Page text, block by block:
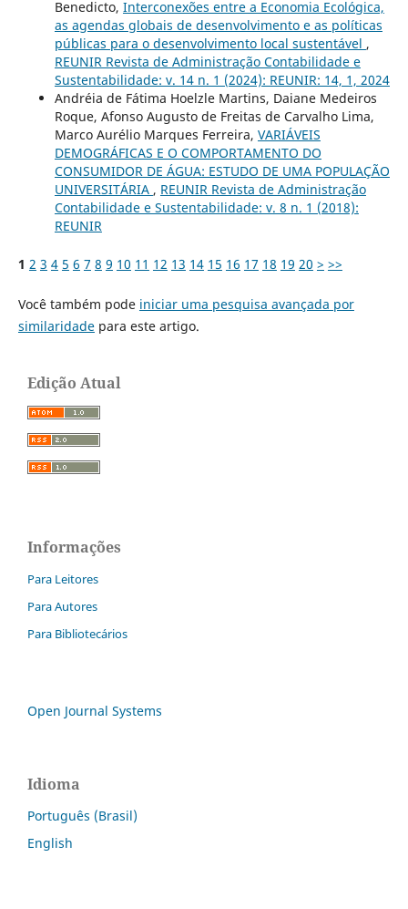
Benedicto, Interconexões entre a Economia Ecológica,
as agendas globais de desenvolvimento e as políticas
públicas para o desenvolvimento local sustentável ,
REUNIR Revista de Administração Contabilidade e
Sustentabilidade: v. 14 n. 1 (2024): REUNIR: 14, 1, 2024
Andréia de Fátima Hoelzle Martins, Daiane Medeiros
Roque, Afonso Augusto de Freitas de Carvalho Lima,
Marco Aurélio Marques Ferreira, VARIÁVEIS
DEMOGRÁFICAS E O COMPORTAMENTO DO
CONSUMIDOR DE ÁGUA: ESTUDO DE UMA POPULAÇÃO
UNIVERSITÁRIA , REUNIR Revista de Administração
Contabilidade e Sustentabilidade: v. 8 n. 1 (2018):
REUNIR
1 2 3 4 5 6 7 8 9 10 11 12 13 14 15 16 17 18 19 20 > >>
Você também pode iniciar uma pesquisa avançada por
similaridadepara este artigo.
Edição Atual
Informações
Para Leitores
Para Autores
Para Bibliotecários
Open Journal Systems
Idioma
Português (Brasil)
English